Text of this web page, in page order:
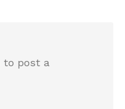
to post a